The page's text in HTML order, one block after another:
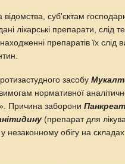
суб'єктам
лікарські препарати, слід
препаратів їх слід
засобу
нормативної
Причина заборони
(препарат для
обігу на складах,